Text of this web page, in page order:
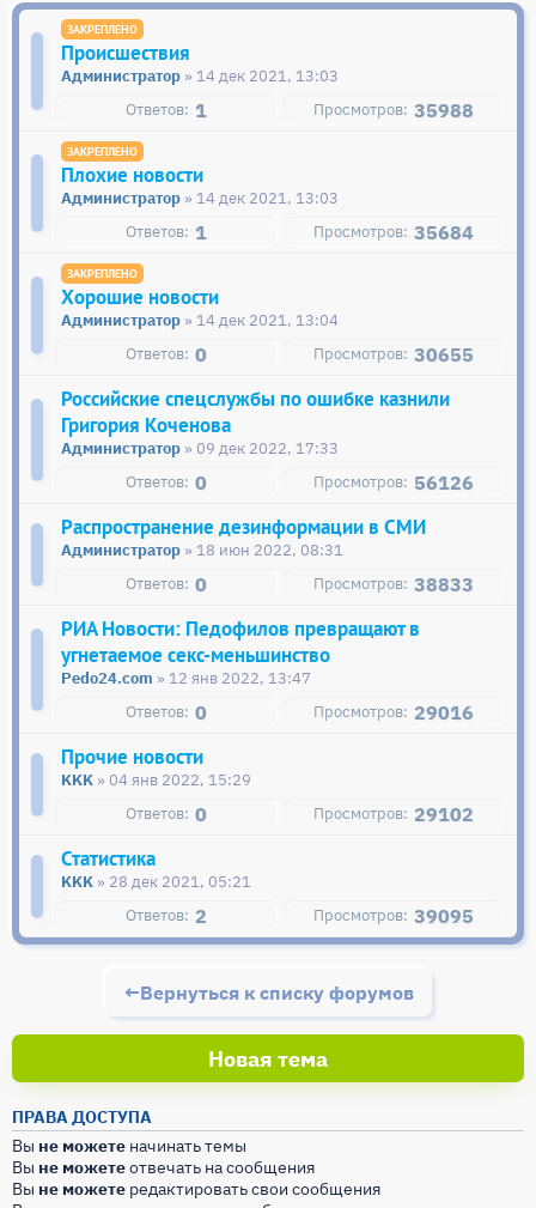
Происшествия
Администратор » 14 дек 2021, 13:03
1 35988
Плохие новости
Администратор » 14 дек 2021, 13:03
1 35684
Хорошие новости
Администратор » 14 дек 2021, 13:04
0 30655
Российские спецслужбы по ошибке казнили
Григория Коченова
Администратор » 09 дек 2022, 17:33
0 56126
Распространение дезинформации в СМИ
Администратор » 18 июн 2022, 08:31
0 38833
РИА Новости: Педофилов превращают в
угнетаемое секс-меньшинство
Pedo24.com » 12 янв 2022, 13:47
0 29016
Прочие новости
KKK » 04 янв 2022, 15:29
0 29102
Статистика
KKK » 28 дек 2021, 05:21
2 39095
Вернуться к списку форумов
Новая тема
ПРАВА ДОСТУПА
Вы не можете начинать темы
Вы не можетеотвечать на сообщения
Вы не можете редактировать свои сообщения